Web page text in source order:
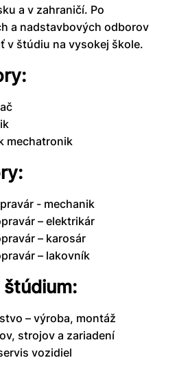
a v zahraničí. Po
a nadstavbových odborov
v štúdiu na vysokej škole.
mechatronik
- mechanik
– elektrikár
– karosár
– lakovník
– výroba, montáž
strojov a zariadení
vozidiel